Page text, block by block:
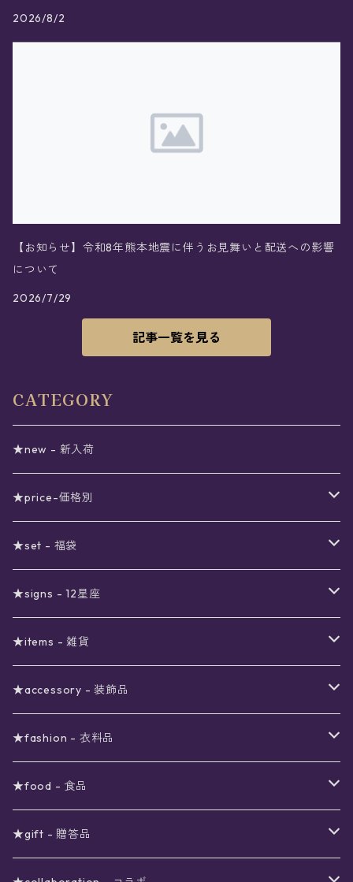
2026/8/2
【お知らせ】令和8年熊本地震に伴うお見舞いと配送への影響
について
2026/7/29
記事一覧を見る
CATEGORY
★new - 新入荷
★price-価格別
セール
真夜中のSALE
予約限定SALE
〜1000円
〜2000円
〜3000円
〜4000円
〜5000円
〜6000円
★set - 福袋
12星座福袋
星の市福袋
★signs - 12星座
12星座ギフトセット
★items - 雑貨
ステーショナリー
ギフトボックス
ノート
メイクアップ
ネイルカラー
アロマスプレー
ポーチ
夜空の星月
扇子(うちわ)
★accessory - 装飾品
ピアス
星
月
イヤリング
星
月
ネックレス
星
★fashion - 衣料品
ワンピース
スター
フラワー
トップス
ブラウス
★food - 食品
珈琲
★gift - 贈答品